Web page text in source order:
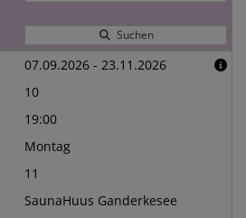
Suchen
07.09.2026 - 23.11.2026
10
19:00
Montag
11
SaunaHuus Ganderkesee